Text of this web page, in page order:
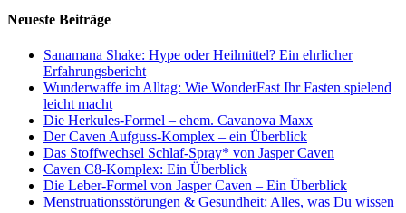
Neueste Beiträge
Sanamana Shake: Hype oder Heilmittel? Ein ehrlicher
Erfahrungsbericht
Wunderwaffe im Alltag: Wie WonderFast Ihr Fasten spielend
leicht macht
Die Herkules-Formel – ehem. Cavanova Maxx
Der Caven Aufguss-Komplex – ein Überblick
Das Stoffwechsel Schlaf-Spray* von Jasper Caven
Caven C8-Komplex: Ein Überblick
Die Leber-Formel von Jasper Caven – Ein Überblick
Menstruationsstörungen & Gesundheit: Alles, was Du wissen